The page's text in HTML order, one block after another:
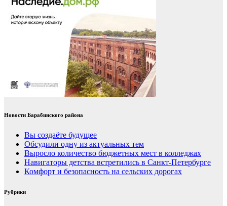
Новости Барабинского района
Вы создаёте будущее
Обсудили одну из актуальных тем
Выросло количество бюджетных мест в колледжах
Навигаторы детства встретились в Санкт-Петербурге
Комфорт и безопасность на сельских дорогах
Рубрики